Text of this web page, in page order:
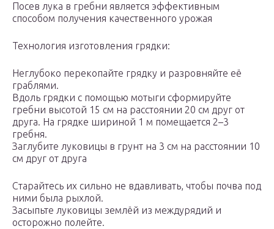
Посев лука в гребни является эффективным
способом получения качественного урожая
Технология изготовления грядки:
Неглубоко перекопайте грядку и разровняйте её
граблями.
Вдоль грядки с помощью мотыги сформируйте
гребни высотой 15 см на расстоянии 20 см друг от
друга. На грядке шириной 1 м помещается 2–3
гребня.
Заглубите луковицы в грунт на 3 см на расстоянии 10
см друг от друга
Старайтесь их сильно не вдавливать, чтобы почва под
ними была рыхлой.
Засыпьте луковицы землёй из междурядий и
осторожно полейте.